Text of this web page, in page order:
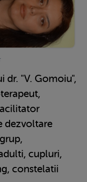
dr. "V. Gomoiu",
dezvoltare
cupluri,
constelatii